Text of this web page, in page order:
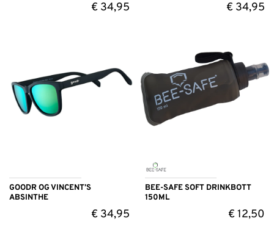
€34,95 € 34,95
GOODR OG VINCENT’S
ABSINTHE
€34,95
BEE-SAFE SOFT DRINKBOTT
150ML
€12,50